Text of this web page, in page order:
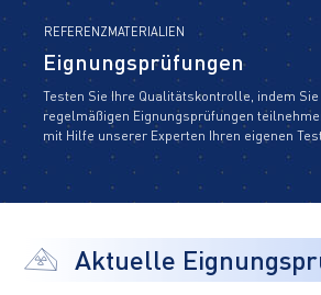
REFERENZMATERIALIEN
Eignungsprüfungen
Testen Sie Ihre Qualitätskontrolle, indem
regelmäßigen Eignungsprüfungen
mit Hilfe unserer Experten Ihren eigenen
Aktuelle